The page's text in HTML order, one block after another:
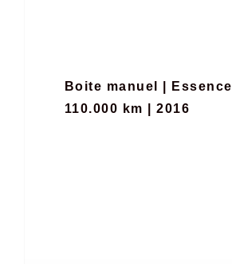
Boite manuel Essence
110.000 km | 2016